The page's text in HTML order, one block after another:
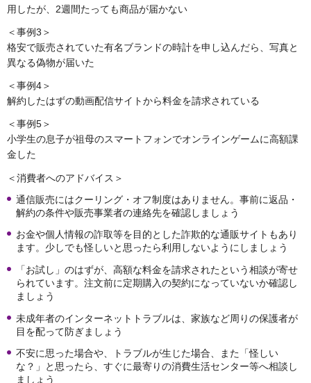
用したが、2週間たっても商品が届かない
＜事例3＞
格安で販売されていた有名ブランドの時計を申し込んだら、写真と
異なる偽物が届いた
＜事例4＞
解約したはずの動画配信サイトから料金を請求されている
＜事例5＞
小学生の息子が祖母のスマートフォンでオンラインゲームに高額課
金した
＜消費者へのアドバイス＞
通信販売にはクーリング・オフ制度はありません。事前に返品・
解約の条件や販売事業者の連絡先を確認しましょう
お金や個人情報の詐取等を目的とした詐欺的な通販サイトもあり
ます。少しでも怪しいと思ったら利用しないようにしましょう
「お試し」のはずが、高額な料金を請求されたという相談が寄せ
られています。注文前に定期購入の契約になっていないか確認し
ましょう
未成年者のインターネットトラブルは、家族など周りの保護者が
目を配って防ぎましょう
不安に思った場合や、トラブルが生じた場合、また「怪しい
な？」と思ったら、すぐに最寄りの消費生活センター等へ相談し
ましょう